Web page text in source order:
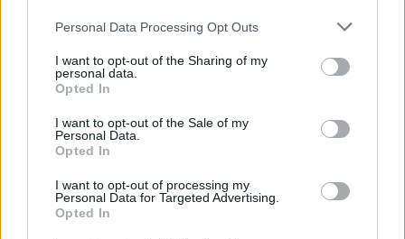
Personal Data Processing Opt Outs
I want to opt-out of the Sharing of my
personal data.
Opted In
I want to opt-out of the Sale of my
Personal Data.
Opted In
I want to opt-out of processing my
Personal Data for Targeted Advertising.
Opted In
Zpravodajství
výborné podmínky. Horší voda je jen na
Živohošti
Zpravodajství
Přibudou i tři nové poblíž Svaté Hory
Středočeský kraj upravil pravidla soutěže.
Obce nově získají body i za předcházení